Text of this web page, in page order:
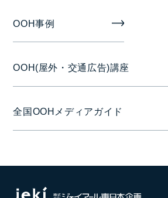
月曜日
音声
OOH事例
OOH(屋外・交通広告)講座
全国OOHメディアガイド